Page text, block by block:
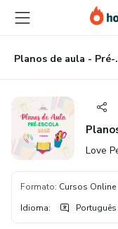
para
conteúdo
principal
para
pagamento
para
rodapé
Love
Formato: Cursos
Idioma: Português